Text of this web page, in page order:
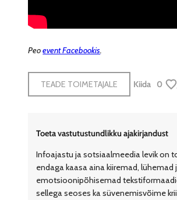
Peoevent Facebookis.
TEADE TOIMETAJALE Kiida 0
Toeta vastutustundlikku ajakirjandust
Infoajastu ja sotsiaalmeedia levik on
endaga kaasa aina kiiremad, lühemad
emotsioonipõhisemad
sellega seoses ka süvenemisvõime